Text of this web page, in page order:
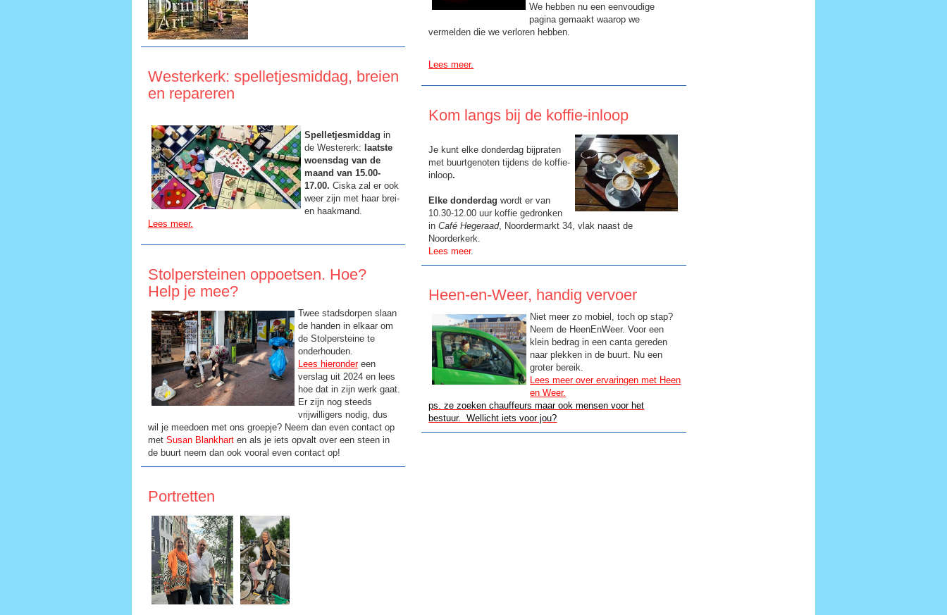
Westerkerk: spelletjesmiddag, breien
en repareren
Spelletjesmiddag in
de Westererk: laatste
woensdag van de
maand van 15.00-
17.00. Ciska zal er ook
weer zijn met haar brei-
en haakmand.
Lees meer.
Stolpersteinen oppoetsen. Hoe?
Help je mee?
Twee stadsdorpen slaan
de handen in elkaar om
de Stolpersteine te
onderhouden.
Lees hierondereen
verslag uit 2024 en lees
hoe dat in zijn werk gaat.
Er zijn nog steeds
vrijwilligers nodig, dus
wil je meedoen met ons groepje? Neem dan even contact op
met Susan Blankhart en als je iets opvalt over een steen in
de buurt neem dan ook vooral even contact op!
Portretten
We hebben nu een eenvoudige
pagina gemaakt waarop we
vermelden die we verloren hebben.
Lees meer.
Kom langs bij de koffie-inloop
Je kunt elke donderdag bijpraten
met buurtgenoten tijdens de koffie-
inloop.
Elke donderdag wordt er van
10.30-12.00 uur koffie gedronken
inCafé Hegeraad, Noordermarkt 34, vlak naast de
Noorderkerk.
Lees meer.
Heen-en-Weer, handig vervoer
Niet meer zo mobiel, toch op stap?
Neem de HeenEnWeer. Voor een
klein bedrag in een canta gereden
naar plekken in de buurt. Nu een
groter bereik.
Lees meer over ervaringen met Heen
en Weer.
ps. ze zoeken chauffeurs maar ook mensen voor het
bestuur. Wellicht iets voor jou?